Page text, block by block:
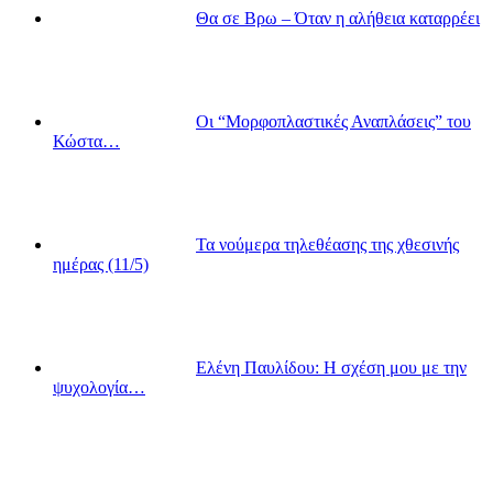
Θα σε Βρω – Όταν η αλήθεια καταρρέει
Οι “Μορφοπλαστικές Αναπλάσεις” του
Κώστα…
Τα νούμερα τηλεθέασης της χθεσινής
ημέρας (11/5)
Ελένη Παυλίδου: Η σχέση μου με την
ψυχολογία…